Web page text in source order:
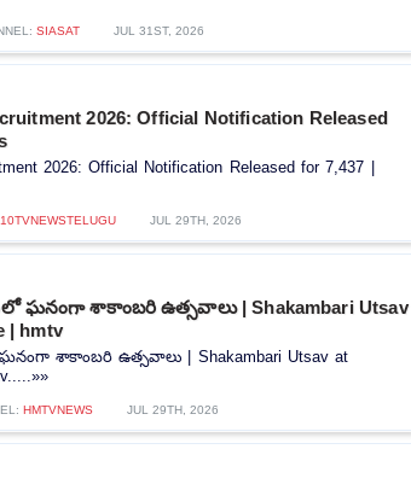
SIASAT JUL 31ST, 2026
2026: Official Notification Released
2026: Official Notification Released for 7,437 |
10TVNEWSTELUGU JUL 29TH, 2026
శాకాంబరి ఉత్సవాలు | Shakambari Utsav
| hmtv
శాకాంబరి ఉత్సవాలు | Shakambari Utsav at
HMTVNEWS JUL 29TH, 2026